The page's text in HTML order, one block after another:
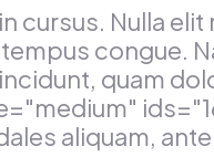
cursus. Nulla
congue.
quam
aliquam,